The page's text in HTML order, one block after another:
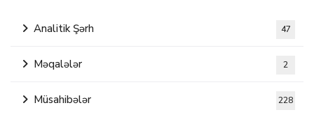
Analitik Şərh 47
Məqalələr 2
Müsahibələr 228